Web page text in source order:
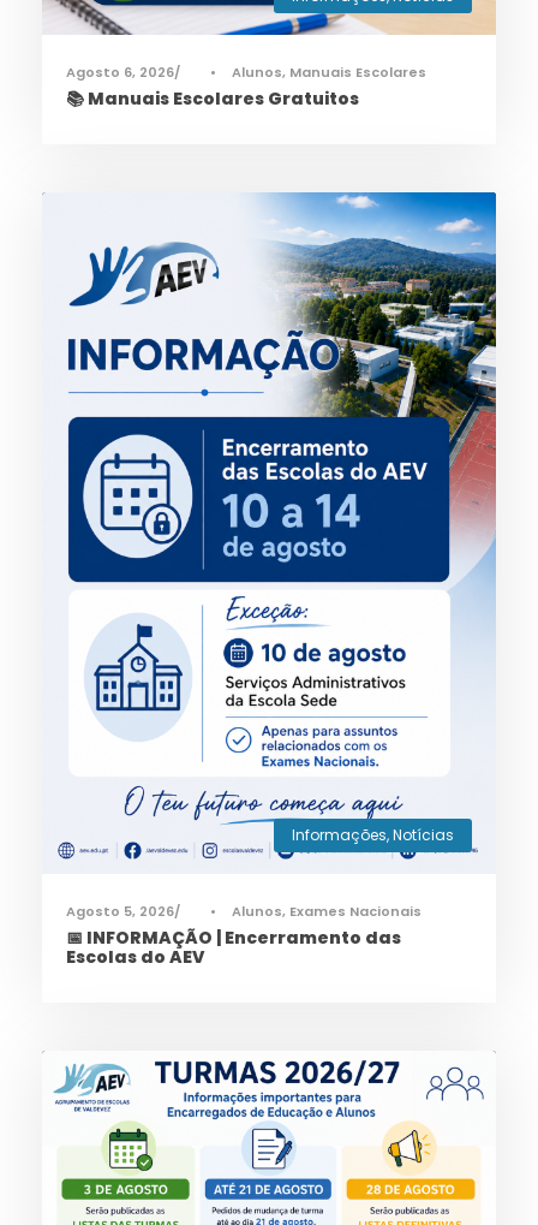
Agosto 6, 2026 • Alunos, Manuais Escolares
📚 Manuais Escolares Gratuitos
Informações,Notícias
Agosto 5, 2026 • Alunos, Exames Nacionais
📅 INFORMAÇÃO | Encerramento das
Escolas do AEV